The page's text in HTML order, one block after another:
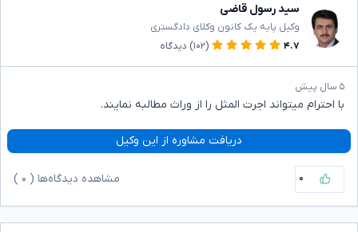
سید رسول قاضی
وکیل پایه یک کانون وکلای دادگستری
۴.۷
(۱۰۲) دیدگاه
۵ سال پیش
با احترام میتواند اجرت المثل را از وراث مطالبه نمایند.
دریافت مشاوره از این وکیل
۰ مشاهده دیدگاه‌ها ( ۰